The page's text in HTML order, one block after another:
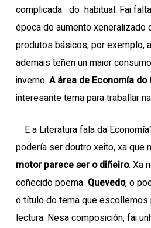
complicada do habitual. Fai
época do aumento
produtos básicos, por exemplo,
ademais teñen un maior
inverno. A área de Economía do
interesante tema para traballar
E a Literatura fala da
podería ser doutro xeito, xa que
motor parece ser o diñeiro. Xa
coñecido poema Quevedo, o
o título do tema que escollemos
lectura. Nesa composición, fai